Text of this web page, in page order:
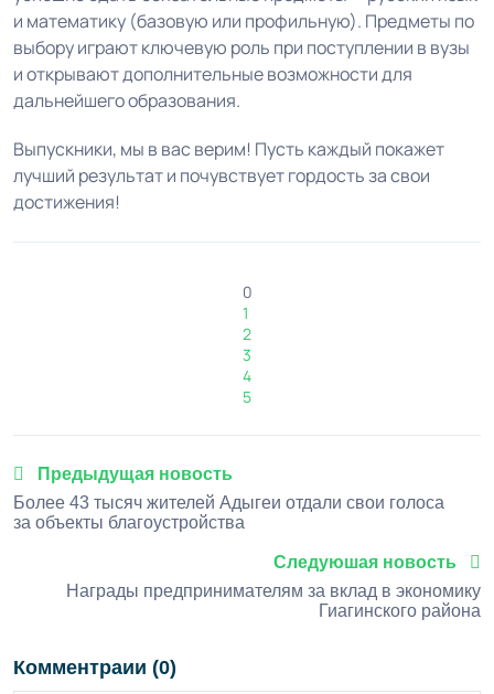
и математику (базовую или профильную). Предметы по
выбору играют ключевую роль при поступлении в вузы
и открывают дополнительные возможности для
дальнейшего образования.
Выпускники, мы в вас верим! Пусть каждый покажет
лучший результат и почувствует гордость за свои
достижения!
0
1
2
3
4
5
Предыдущая новость
Более 43 тысяч жителей Адыгеи отдали свои голоса
за объекты благоустройства
Следуюшая новость
Награды предпринимателям за вклад в экономику
Гиагинского района
Комментраии (0)